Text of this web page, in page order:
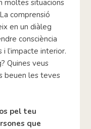
moltes situacions
comprensió
en un diàleg
consciència
l’impacte interior.
Quines veus
beuen les teves
pel teu
que